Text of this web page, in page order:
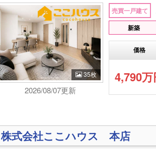
35枚
2026/08/07更新
売買一戸建て
新築
価格
4,790万
株式会社ここハウス 本店